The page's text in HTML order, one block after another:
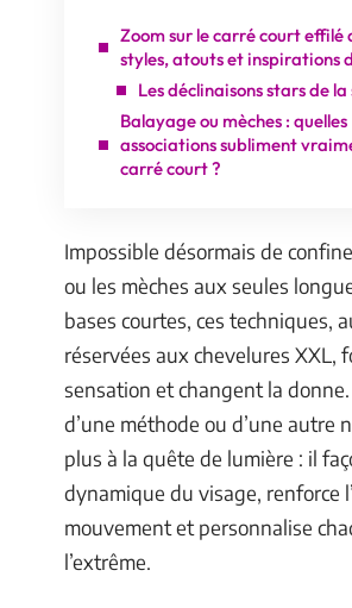
Zoom sur le carré court effilé
styles, atouts et inspirations
Les déclinaisons stars de la
Balayage ou mèches : quelles
associations subliment
carré court ?
Impossible désormais de
ou les mèches aux seules
bases courtes, ces techniques,
réservées aux chevelures XXL,
sensation et changent la
d’une méthode ou d’une autre
plus à la quête de lumière : il
dynamique du visage, renforce
mouvement et personnalise
l’extrême.